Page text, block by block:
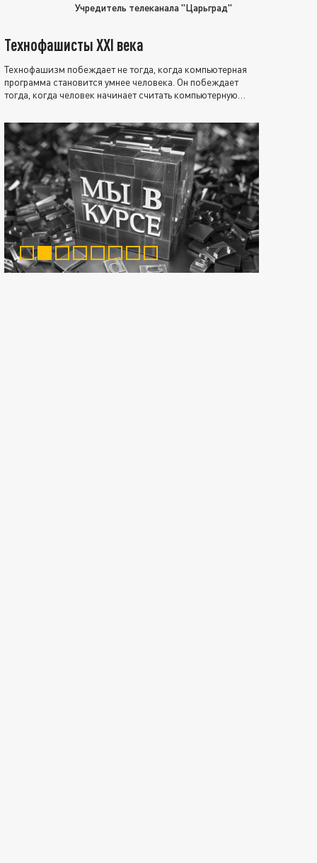
Учредитель телеканала "Царьград"
Технофашисты XXI века
Технофашизм побеждает не тогда, когда компьютерная
программа становится умнее человека. Он побеждает
тогда, когда человек начинает считать компьютерную